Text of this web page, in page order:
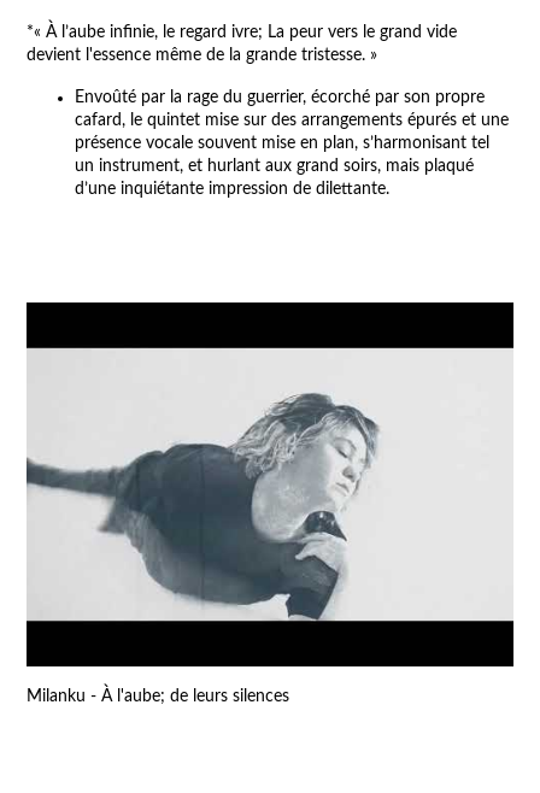
*« À l’aube infinie, le regard ivre; La peur vers le grand vide
devient l'essence même de la grande tristesse. »
Envoûté par la rage du guerrier, écorché par son propre
cafard, le quintet mise sur des arrangements épurés et une
présence vocale souvent mise en plan, s’harmonisant tel
un instrument, et hurlant aux grand soirs, mais plaqué
d’une inquiétante impression de dilettante.
Milanku - À l'aube; de leurs silences